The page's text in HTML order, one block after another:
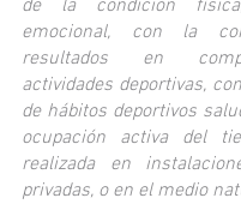
de la condición
emocional, con la
resultados en
actividades deportivas,
de hábitos deportivos
ocupación activa del
realizada en
privadas, o en el medio